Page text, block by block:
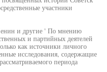
участники
и другие ' По мнению
и партийных деятелей
как источники личного
исследования, содержащие
периода